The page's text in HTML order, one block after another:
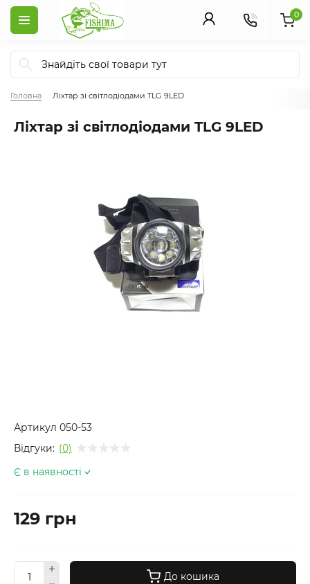
0
Головна Ліхтар зі світлодіодами TLG 9LED
Ліхтар зі світлодіодами TLG 9LED
Артикул 050-53
Відгуки: (0)
Є в наявності
129 грн
До кошика